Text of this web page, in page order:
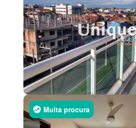
Muita procura